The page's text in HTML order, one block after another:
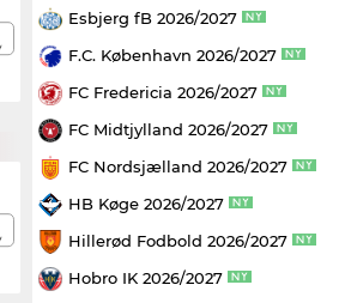
Esbjerg fB 2026/2027
F.C. København 2026/2027
FC Fredericia 2026/2027
FC Midtjylland 2026/2027
FC Nordsjælland 2026/2027
HB Køge 2026/2027
Hillerød Fodbold 2026/2027
Hobro IK 2026/2027